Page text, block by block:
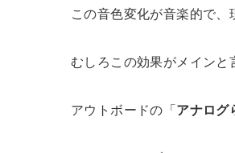
この音色変化が音楽的で、
むしろこの効果がメインと
アウトボードの「 アナログ